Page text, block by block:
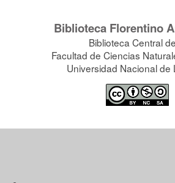
Biblioteca Florentino
Biblioteca Central
Facultad de Ciencias
Universidad Nacional de